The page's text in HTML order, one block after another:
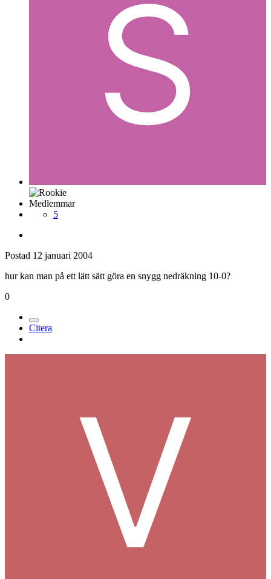
Medlemmar
5
Postad 12 januari 2004
hur kan man på ett lätt sätt göra en snygg nedräkning 10-0?
0
Citera